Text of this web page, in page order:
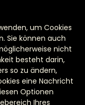
um Cookies
Sie können auch
nicht
besteht darin,
so zu ändern,
eine Nachricht
Optionen
Ihres